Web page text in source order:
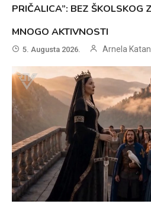
PRIČALICA”: BEZ ŠKOLSKOG
MNOGO AKTIVNOSTI
5. Augusta 2026. Arnela